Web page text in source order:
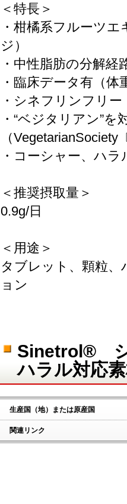
＜特長＞
・柑橘系フルーツ
ジ）
・中性脂肪の分解経
・臨床データ有（体
・シネフリンフリー
・“ベジタリアン”
（
・コーシャー、ハラ
＜推奨摂取量＞
0.9g/日
＜用途＞
タブレット、顆粒
ョン
Sinetrol® シ
ハラル対応
生産国（地）または原産国
関連リンク